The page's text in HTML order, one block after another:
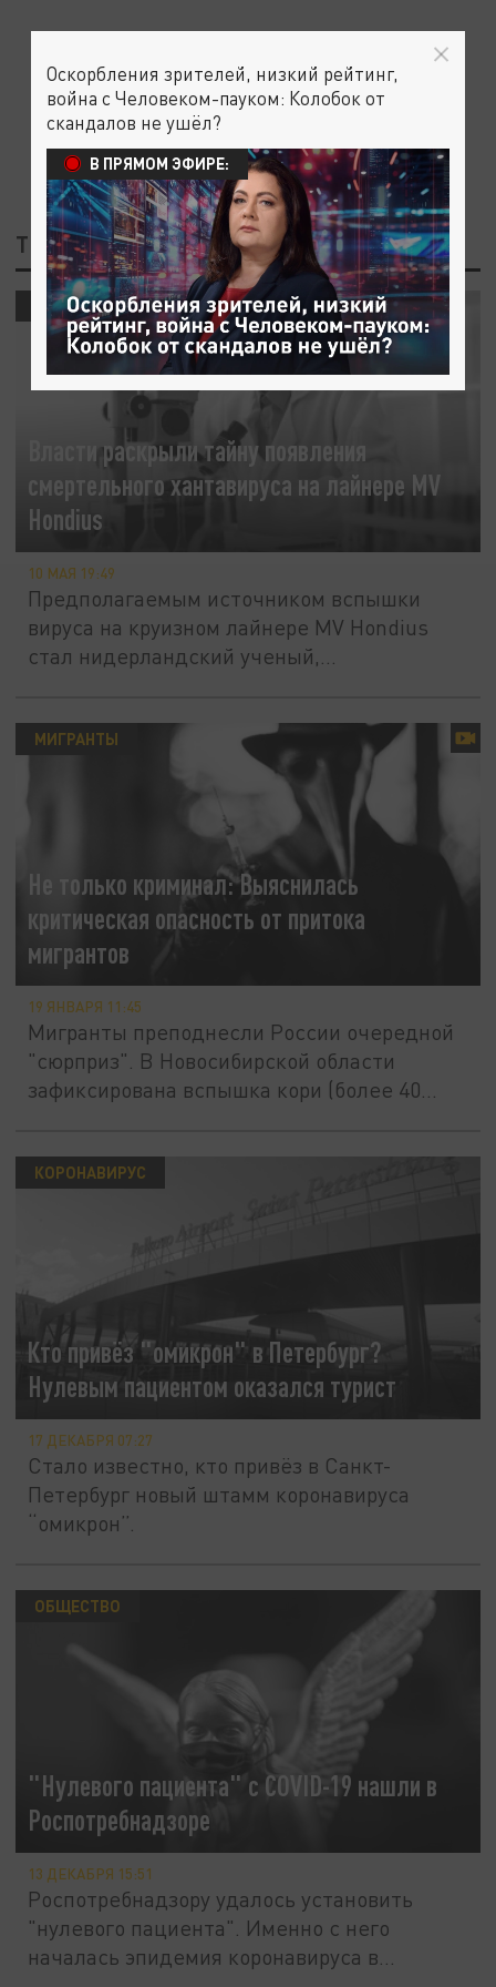
ТЕГ: НУЛЕВОЙ ПАЦИЕНТ
Власти раскрыли тайну появления
смертельного хантавируса на лайнере MV
Hondius
ОБЩЕСТВО
10 МАЯ 19:49
Предполагаемым источником вспышки
вируса на круизном лайнере MV Hondius
стал нидерландский ученый,...
Не только криминал: Выяснилась
критическая опасность от притока
мигрантов
МИГРАНТЫ
19 ЯНВАРЯ 11:45
Мигранты преподнесли России очередной
"сюрприз". В Новосибирской области
зафиксирована вспышка кори (более 40...
Кто привёз "омикрон" в Петербург?
Нулевым пациентом оказался турист
КОРОНАВИРУС
17 ДЕКАБРЯ 07:27
Стало известно, кто привёз в Санкт-
Петербург новый штамм коронавируса
“омикрон”.
"Нулевого пациента" с COVID-19 нашли в
Роспотребнадзоре
ОБЩЕСТВО
13 ДЕКАБРЯ 15:51
Роспотребнадзору удалось установить
"нулевого пациента". Именно с него
началась эпидемия коронавируса в...
Оскорбления зрителей, низкий рейтинг,
война с Человеком-пауком: Колобок от
скандалов не ушёл?
В ПРЯМОМ ЭФИРЕ: